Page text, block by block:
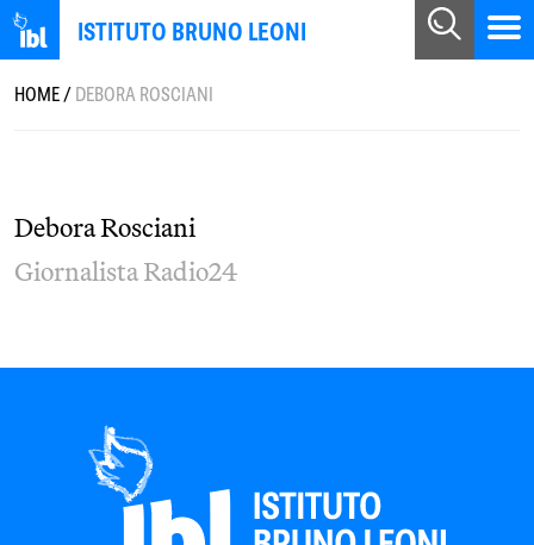
ISTITUTO BRUNO LEONI
HOME/DEBORA ROSCIANI
Debora Rosciani
Giornalista Radio24